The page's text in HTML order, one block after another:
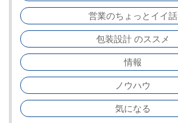
営業のちょっとイイ話
包装設計 のススメ
情報
ノウハウ
気になる